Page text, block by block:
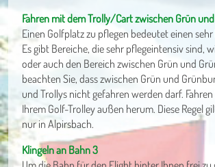
Fahren mit dem Trolly/Cart zwischen Grün
Einen Golfplatz zu pflegen bedeutet einen
Es gibt Bereiche, die sehr pflegeintensiv sind,
oder auch den Bereich zwischen Grün und
beachten Sie, dass zwischen Grün und
und Trollys nicht gefahren werden darf.
Ihrem Golf-Trolley außen herum. Diese Regel
nur in Alpirsbach.
Klingeln an Bahn 3